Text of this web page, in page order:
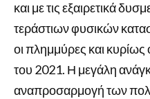
και με τις εξαιρετικά
τεράστιων φυσικών
οι πλημμύρες και
του 2021. Η μεγάλη
αναπροσαρμογή των